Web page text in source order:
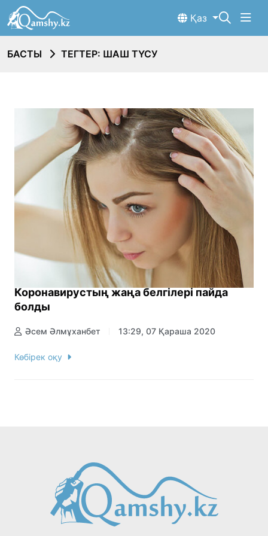
Қаз
БАСТЫ ТЕГТЕР: ШАШ ТҮСУ
Коронавирустың жаңа белгілері пайда
болды
Әсем Әлмұханбет 13:29, 07 Қараша 2020
Көбірек оқу